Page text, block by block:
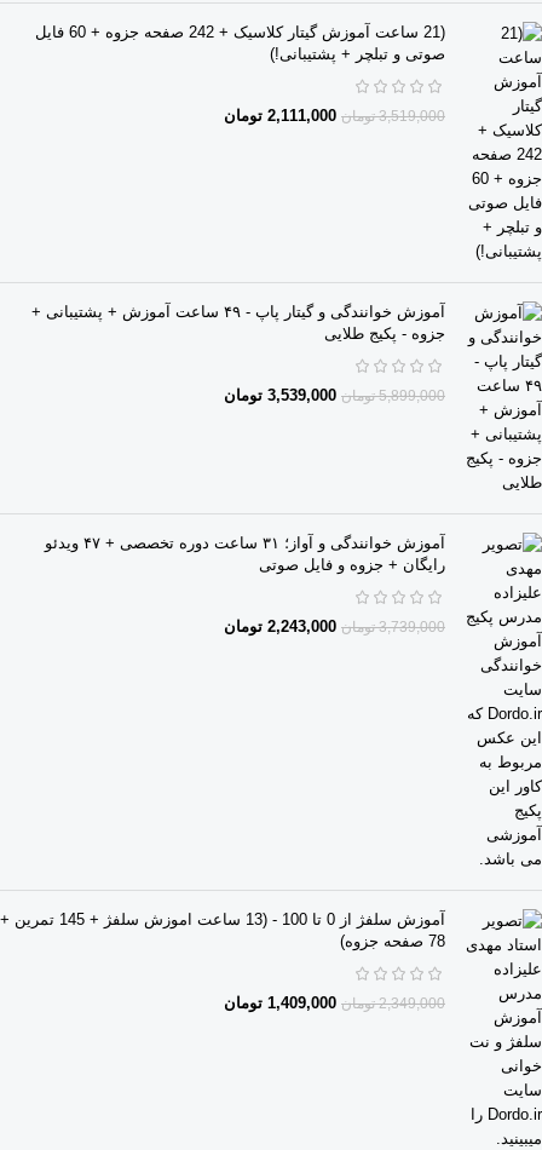
(21 ساعت آموزش گیتار کلاسیک + 242 صفحه جزوه + 60 فایل
صوتی و تبلچر + پشتیبانی!)
3,519,000 تومان 2,111,000 تومان
آموزش خوانندگی و گیتار پاپ - ۴۹ ساعت آموزش + پشتیبانی +
جزوه - پکیج طلایی
5,899,000 تومان 3,539,000 تومان
آموزش خوانندگی و آواز؛ ۳۱ ساعت دوره تخصصی + ۴۷ ویدئو
رایگان + جزوه و فایل صوتی
3,739,000 تومان 2,243,000 تومان
آموزش سلفژ از 0 تا 100 - (13 ساعت اموزش سلفژ + 145 تمرین +
78 صفحه جزوه)
2,349,000 تومان 1,409,000 تومان